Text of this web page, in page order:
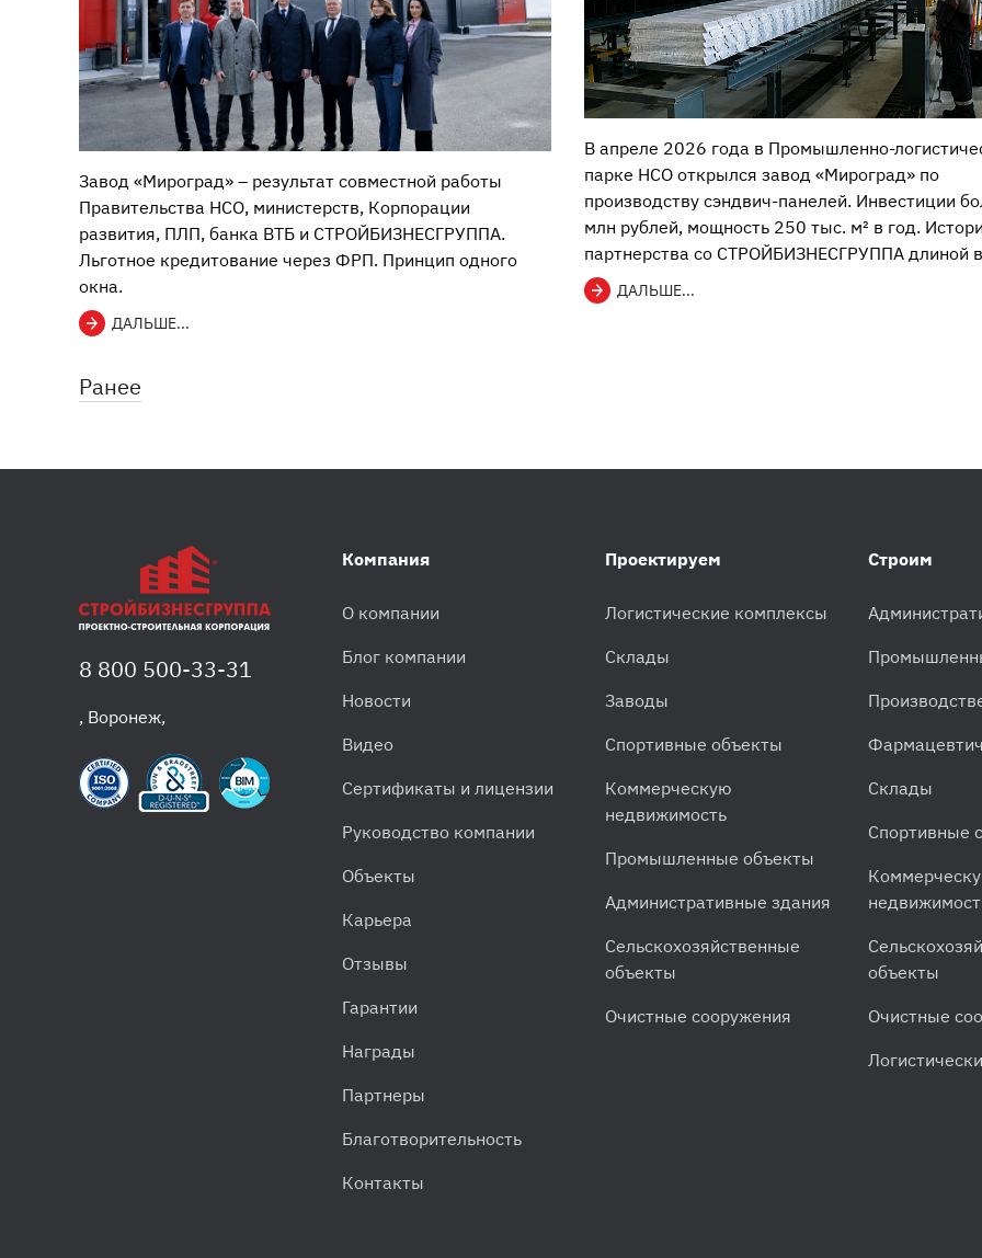
Завод «Мироград» – результат совместной работы
Правительства НСО, министерств, Корпорации
развития, ПЛП, банка ВТБ и СТРОЙБИЗНЕСГРУППА.
Льготное кредитование через ФРП. Принцип одного
окна.
ДАЛЬШЕ...
В апреле 2026 года в Промышленно-
парке НСО открылся завод «Мироград» по
производству сэндвич-панелей. Инвестиции
млн рублей, мощность 250 тыс. м² в год.
партнерства со СТРОЙБИЗНЕСГРУППА длиной
ДАЛЬШЕ...
Ранее
8 800 500-33-31
, Воронеж,
Компания
О компании
Блог компании
Новости
Видео
Сертификаты и лицензии
Руководство компании
Объекты
Карьера
Отзывы
Гарантии
Награды
Партнеры
Благотворительность
Контакты
Проектируем
Логистические комплексы
Склады
Заводы
Спортивные объекты
Коммерческую
недвижимость
Промышленные объекты
Административные здания
Сельскохозяйственные
объекты
Очистные сооружения
Строим
Склады
Спортивные
объекты
Очистные